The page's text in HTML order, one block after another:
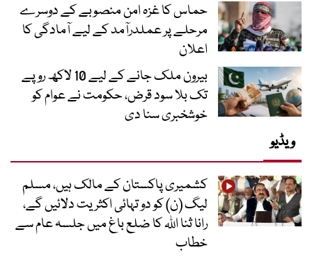
حماس کا غزہ امن منصوبے کے دوسرے
مرحلے پر عملدرآمد کے لیے آمادگی کا
اعلان
بیرون ملک جانے کے لیے 10 لاکھ روپے
تک بلا سود قرض، حکومت نے عوام کو
خوشخبری سنا دی
ویڈیو
کشمیری پاکستان کے مالک ہیں، مسلم
لیگ (ن) کو دو تہائی اکثریت دلائیں گے،
رانا ثنا اللہ کا ضلع باغ میں جلسہ عام سے
خطاب